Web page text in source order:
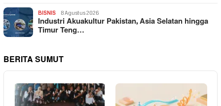
BISNIS 8 Agustus 2026
Industri Akuakultur Pakistan, Asia Selatan hingga
Timur Teng…
BERITA SUMUT